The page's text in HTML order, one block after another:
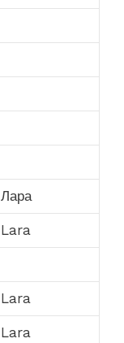
Лара
Lara
Lara
Lara